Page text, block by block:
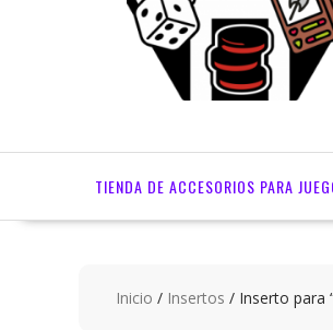
TIENDA DE ACCESORIOS PARA
Inicio / Insertos / Inserto para